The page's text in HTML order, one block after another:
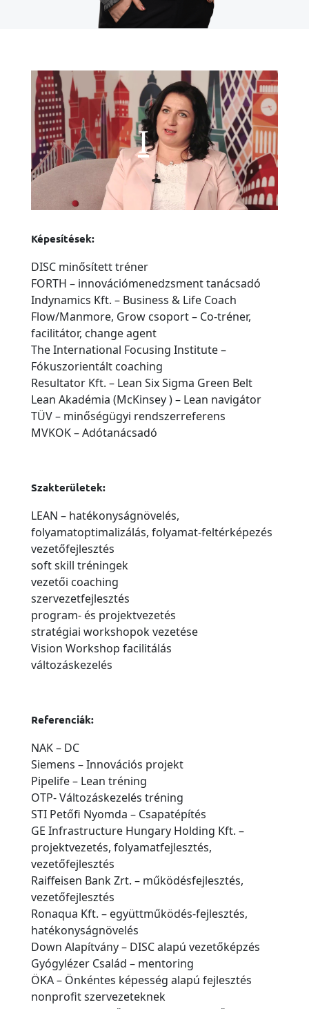
Képesítések:
DISC minősített tréner
FORTH – innovációmenedzsment tanácsadó
Indynamics Kft. – Business & Life Coach
Flow/Manmore, Grow csoport – Co-tréner,
facilitátor, change agent
The International Focusing Institute –
Fókuszorientált coaching
Resultator Kft. – Lean Six Sigma Green Belt
Lean Akadémia (McKinsey ) – Lean navigátor
TÜV – minőségügyi rendszerreferens
MVKOK – Adótanácsadó
Szakterületek:
LEAN – hatékonyságnövelés,
folyamatoptimalizálás, folyamat-feltérképezés
vezetőfejlesztés
soft skill tréningek
vezetői coaching
szervezetfejlesztés
program- és projektvezetés
stratégiai workshopok vezetése
Vision Workshop facilitálás
változáskezelés
Referenciák:
NAK – DC
Siemens – Innovációs projekt
Pipelife – Lean tréning
OTP- Változáskezelés tréning
STI Petőfi Nyomda – Csapatépítés
GE Infrastructure Hungary Holding Kft. –
projektvezetés, folyamatfejlesztés,
vezetőfejlesztés
Raiffeisen Bank Zrt. – működésfejlesztés,
vezetőfejlesztés
Ronaqua Kft. – együttműködés-fejlesztés,
hatékonyságnövelés
Down Alapítvány – DISC alapú vezetőképzés
Gyógylézer Család – mentoring
ÖKA – Önkéntes képesség alapú fejlesztés
nonprofit szervezeteknek